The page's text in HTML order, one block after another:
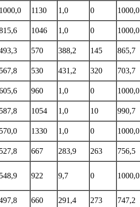
1000,0 1130 1,0 0 1000,0
1046 1,0 0 1000,0
570 388,2 145 865,7
567,8 530 431,2 320 703,7
960 1,0 0 1000,0
587,8 1054 1,0 10 990,7
570,0 1330 1,0 0 1000,0
527,8 667 283,9 263 756,5
548,9 922 9,7 0 1000,0
660 291,4 273 747,2